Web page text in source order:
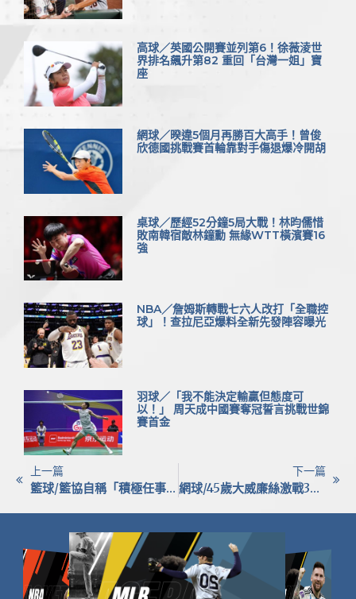
高球／英國公開賽並列第6！徐薇淩世
界排名飆升第82 重回「台灣一姐」寶
座
網球／暌違5個月再勝百大高手！曾俊
欣德國挑戰賽首輪靠對手傷退爆冷開胡
桌球／歷經52分鐘5局大戰！林昀儒惜
敗南韓宿敵林鐘勳 無緣WTT橫濱賽16
強
NBA／詹姆斯轉戰七六人改打「全職控
球」！查拉尼亞爆料全新先發陣容曝光
羽球／「我不能決定輸贏但態度可
以！」 周天成中國賽奪冠誓言挑戰世錦
賽首金
上一篇
籃球/籃協自稱「積極任事」遭質疑 監督聯盟列多起爭議強力反擊
下一篇
網球/45歲大威廉絲激戰3盤惜敗 持續為澳網大滿貫備戰